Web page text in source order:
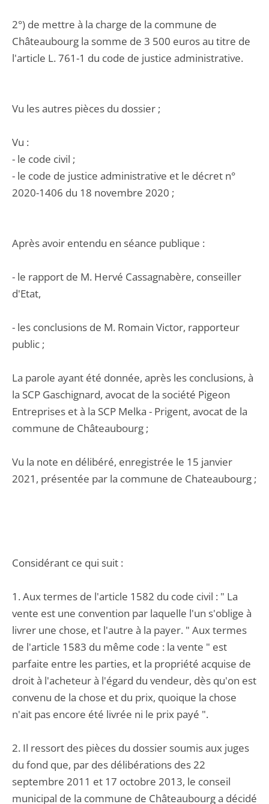
2°) de mettre à la charge de la commune de
Châteaubourg la somme de 3 500 euros au titre de
l'article L. 761-1 du code de justice administrative.
Vu les autres pièces du dossier ;
Vu :
- le code civil ;
- le code de justice administrative et le décret n°
2020-1406 du 18 novembre 2020 ;
Après avoir entendu en séance publique :
- le rapport de M. Hervé Cassagnabère, conseiller
d'Etat,
- les conclusions de M. Romain Victor, rapporteur
public ;
La parole ayant été donnée, après les conclusions, à
la SCP Gaschignard, avocat de la société Pigeon
Entreprises et à la SCP Melka - Prigent, avocat de la
commune de Châteaubourg ;
Vu la note en délibéré, enregistrée le 15 janvier
2021, présentée par la commune de Chateaubourg ;
Considérant ce qui suit :
1. Aux termes de l'article 1582 du code civil : " La
vente est une convention par laquelle l'un s'oblige à
livrer une chose, et l'autre à la payer. " Aux termes
de l'article 1583 du même code : la vente " est
parfaite entre les parties, et la propriété acquise de
droit à l'acheteur à l'égard du vendeur, dès qu'on est
convenu de la chose et du prix, quoique la chose
n'ait pas encore été livrée ni le prix payé ".
2. Il ressort des pièces du dossier soumis aux juges
du fond que, par des délibérations des 22
septembre 2011 et 17 octobre 2013, le conseil
municipal de la commune de Châteaubourg a décidé